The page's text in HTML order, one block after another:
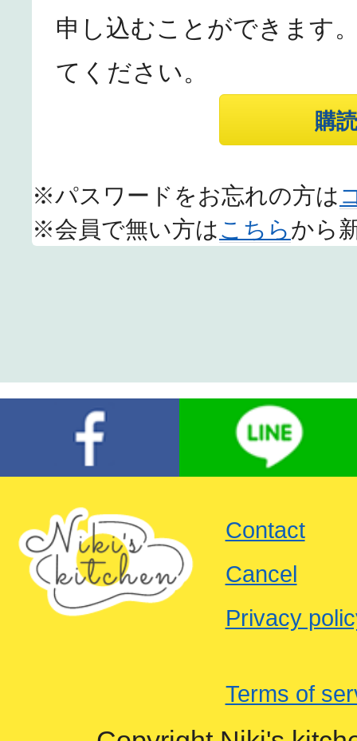
申し込むことができます
てください。
※パスワードをお忘れの方は
※会員で無い方はこちらから
Contact
Cancel
Privacy
Terms of